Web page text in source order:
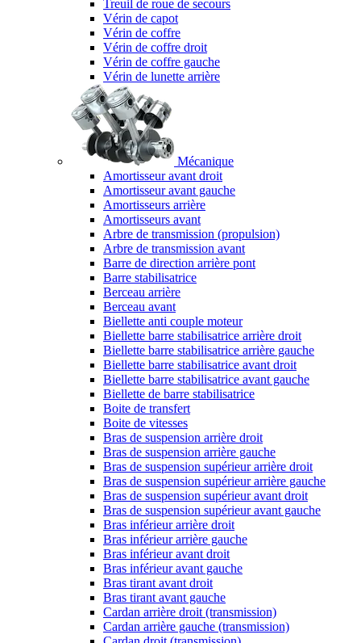
Treuil de roue de secours
Vérin de capot
Vérin de coffre
Vérin de coffre droit
Vérin de coffre gauche
Vérin de lunette arrière
Mécanique
Amortisseur avant droit
Amortisseur avant gauche
Amortisseurs arrière
Amortisseurs avant
Arbre de transmission (propulsion)
Arbre de transmission avant
Barre de direction arrière pont
Barre stabilisatrice
Berceau arrière
Berceau avant
Biellette anti couple moteur
Biellette barre stabilisatrice arrière droit
Biellette barre stabilisatrice arrière gauche
Biellette barre stabilisatrice avant droit
Biellette barre stabilisatrice avant gauche
Biellette de barre stabilisatrice
Boite de transfert
Boite de vitesses
Bras de suspension arrière droit
Bras de suspension arrière gauche
Bras de suspension supérieur arrière droit
Bras de suspension supérieur arrière gauche
Bras de suspension supérieur avant droit
Bras de suspension supérieur avant gauche
Bras inférieur arrière droit
Bras inférieur arrière gauche
Bras inférieur avant droit
Bras inférieur avant gauche
Bras tirant avant droit
Bras tirant avant gauche
Cardan arrière droit (transmission)
Cardan arrière gauche (transmission)